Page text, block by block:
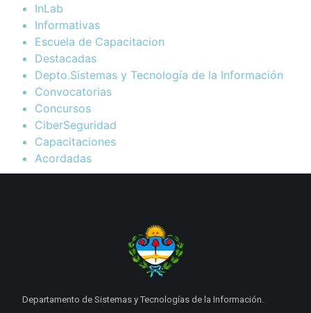
InLab
Informativas
Escuela de Capacitacion
Destacadas
Depto.Sistemas y Tecnología de la Información
Convocatorias
Concursos
CiberSeguridad
Capacitaciones
Acordadas
Departamento de Sistemas y Tecnologías de la Información.